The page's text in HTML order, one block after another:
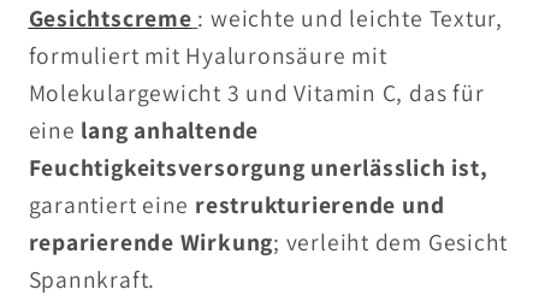
Gesichtscreme : weichte und leichte Textur,
formuliert mit Hyaluronsäure mit
Molekulargewicht 3 und Vitamin C, das für
eine lang anhaltende
Feuchtigkeitsversorgung unerlässlich ist,
garantiert eine restrukturierende und
reparierende Wirkung; verleiht dem Gesicht
Spannkraft.